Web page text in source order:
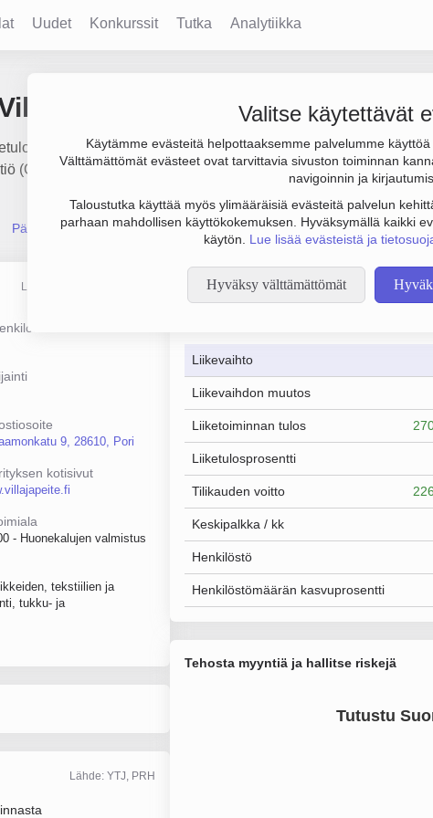
Uudet Konkurssit Tutka Analytiikka
Valitse käytettävät
Käytämme evästeitä helpottaaksemme palvelumme
Välttämättömät evästeet ovat tarvittavia sivuston toiminnan
navigoinnin ja
Taloustutka käyttää myös ylimääräisiä evästeitä palvelun
parhaan mahdollisen käyttökokemuksen. Hyväksymällä kaikki
käytön. Lue lisää evästeistä ja
Hyväksy välttämättömät
ja Peite Oy
on 414 000 € ja henkilöstömäärä 5. Sen päätoimiala on
(OY).
Päättäjätiedot
Lähde: YTJ, PRH, Traficom
9, 28610, Pori
kotisivut
- Huonekalujen valmistus
tekstiilien ja
tukku- ja
Lähde: YTJ, PRH
Taloustiedot
Liikevaihto
Liikevaihdon muutos
Liiketoiminnan tulos
Liiketulosprosentti
Tilikauden voitto
Keskipalkka / kk
Henkilöstö
Henkilöstömäärän kasvuprosentti
Tehosta myyntiä ja hallitse riskejä
Tutustu